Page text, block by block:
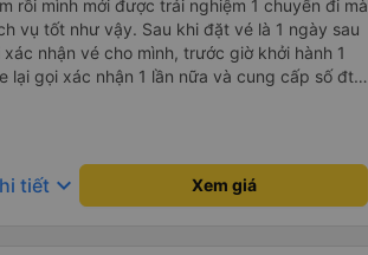
rồi mình mới được trải nghiệm 1 chuyến đi mà
vụ tốt như vậy. Sau khi đặt vé là 1 ngày sau
nhận vé cho mình, trước giờ khởi hành 1
lại gọi xác nhận 1 lần nữa và cung cấp số đt
số xe. Dịch vụ tốt, xe sạch sẽ và bác tài chạy
tiết keyboard_arrow_down Xem giá